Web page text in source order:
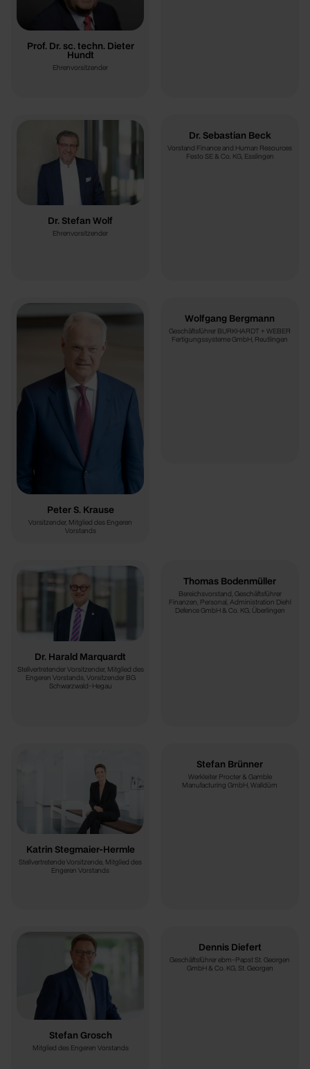
Prof. Dr. sc. techn. Dieter
Hundt
Ehrenvorsitzender
Dr. Stefan Wolf
Ehrenvorsitzender
Dr. Sebastian Beck
Vorstand Finance and Human Resources
Festo SE & Co. KG, Esslingen
Peter S. Krause
Vorsitzender, Mitglied des Engeren
Vorstands
Wolfgang Bergmann
Geschäftsführer BURKHARDT + WEBER
Fertigungssysteme GmbH, Reutlingen
Dr. Harald Marquardt
Stellvertretender Vorsitzender, Mitglied des
Engeren Vorstands, Vorsitzender BG
Schwarzwald-Hegau
Thomas Bodenmüller
Bereichsvorstand, Geschäftsführer
Finanzen, Personal, Administration Diehl
Defence GmbH & Co. KG, Überlingen
Katrin Stegmaier-Hermle
Stellvertretende Vorsitzende, Mitglied des
Engeren Vorstands
Stefan Brünner
Werkleiter Procter & Gamble
Manufacturing GmbH, Walldürn
Stefan Grosch
Mitglied des Engeren Vorstands
Dennis Diefert
Geschäftsführer ebm-Papst St. Georgen
GmbH & Co. KG, St. Georgen